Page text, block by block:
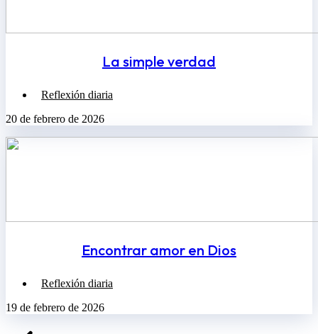
La simple verdad
Reflexión diaria
20 de febrero de 2026
Encontrar amor en Dios
Reflexión diaria
19 de febrero de 2026